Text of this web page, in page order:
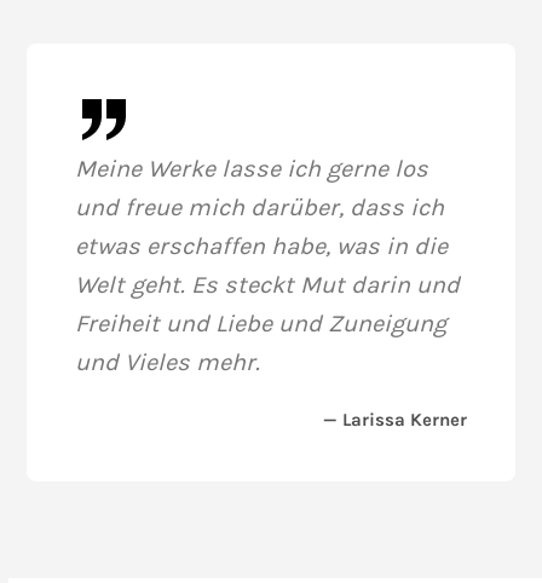
Meine Werke lasse ich gerne los
und freue mich darüber, dass ich
etwas erschaffen habe, was in die
Welt geht. Es steckt Mut darin und
Freiheit und Liebe und Zuneigung
und Vieles mehr.
— Larissa Kerner